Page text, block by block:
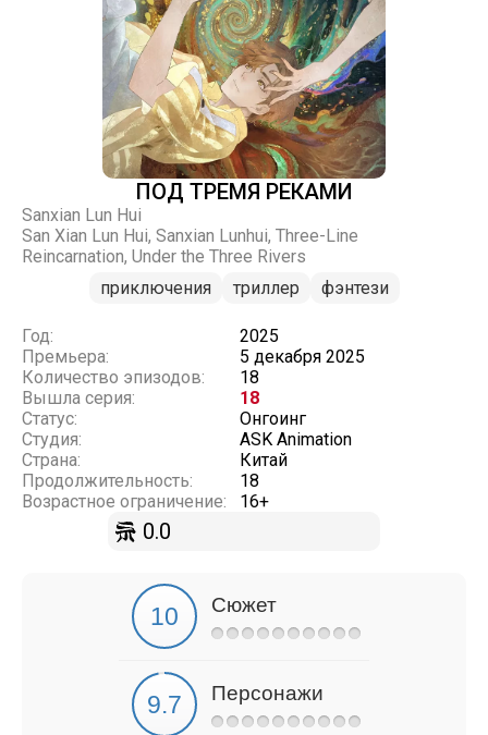
ПОД ТРЕМЯ РЕКАМИ
Sanxian Lun Hui
San Xian Lun Hui, Sanxian Lunhui, Three-Line
Reincarnation, Under the Three Rivers
приключения
триллер фэнтези
Год:
2025
Премьера:
5 декабря 2025
Количество эпизодов:
18
Вышла серия:
18
Статус:
Онгоинг
Студия:
ASK Animation
Страна:
Китай
Продолжительность:
18
Возрастное ограничение:
16+
0.0
Сюжет
Персонажи